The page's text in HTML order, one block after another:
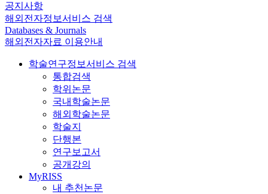
공지사항
해외전자정보서비스 검색
Databases & Journals
해외전자자료 이용안내
학술연구정보서비스 검색
통합검색
학위논문
국내학술논문
해외학술논문
학술지
단행본
연구보고서
공개강의
MyRISS
내 추천논문